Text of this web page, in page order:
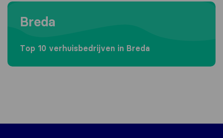
Moving to Breda
Breda
Top 10 verhuisbedrijven in Breda